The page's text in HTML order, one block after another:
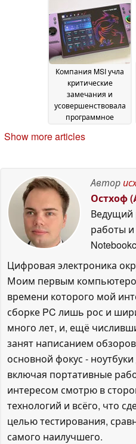
процессоров серии
Arrow Lake Refresh 02
July 2026
Компания MSI учла
критические
замечания и
усовершенствовала
программное
модели MSI Claw 8
Show more articles
Автор
Остхоф
Ведущий
работы и
Цифровая электроника
Моим первым
времени которого мой
сборке PC лишь рос и
много лет, и, ещё
занят написанием
основной фокус -
включая портативные
интересом смотрю в
технологий и всёго, что
целью тестирования,
самого наилучшего.